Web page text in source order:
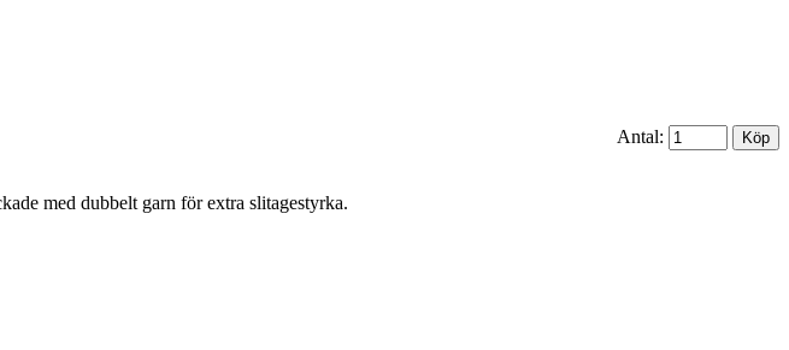
Antal:
med dubbelt garn för extra slitagestyrka.